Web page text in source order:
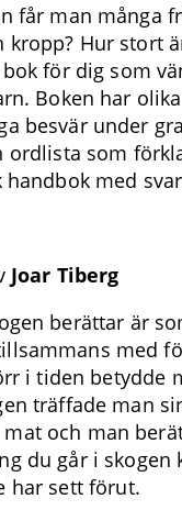
får man många
Hur stort
bok för dig som
Boken har
besvär under
ordlista som
med
Joar Tiberg
berättar är
med
i tiden betydde
träffade man
och man
du går i
har sett förut.